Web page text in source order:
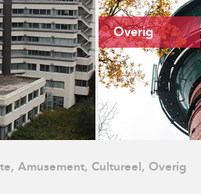
Overig
Amusement, Cultureel, Overig